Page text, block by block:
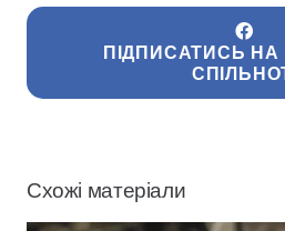
ПІДПИСАТИСЬ НА
Схожі матеріали